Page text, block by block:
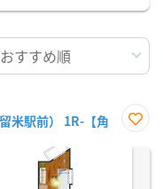
米駅前） 1R-【角
に入